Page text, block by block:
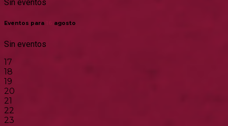
Sin eventos
Eventos para agosto
Sin eventos
17
18
19
20
21
22
23